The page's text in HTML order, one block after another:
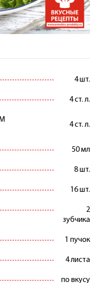
4 шт.
4 ст. л.
4 ст. л.
50 мл
8 шт.
16 шт.
2
зубчика
1 пучок
4 листа
по вкусу